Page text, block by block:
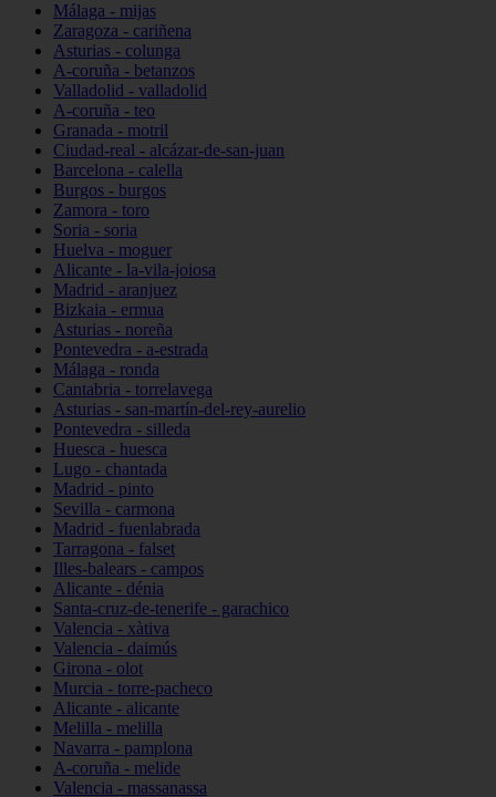
Málaga - mijas
Zaragoza - cariñena
Asturias - colunga
A-coruña - betanzos
Valladolid - valladolid
A-coruña - teo
Granada - motril
Ciudad-real - alcázar-de-san-juan
Barcelona - calella
Burgos - burgos
Zamora - toro
Soria - soria
Huelva - moguer
Alicante - la-vila-joiosa
Madrid - aranjuez
Bizkaia - ermua
Asturias - noreña
Pontevedra - a-estrada
Málaga - ronda
Cantabria - torrelavega
Asturias - san-martín-del-rey-aurelio
Pontevedra - silleda
Huesca - huesca
Lugo - chantada
Madrid - pinto
Sevilla - carmona
Madrid - fuenlabrada
Tarragona - falset
Illes-balears - campos
Alicante - dénia
Santa-cruz-de-tenerife - garachico
Valencia - xàtiva
Valencia - daimús
Girona - olot
Murcia - torre-pacheco
Alicante - alicante
Melilla - melilla
Navarra - pamplona
A-coruña - melide
Valencia - massanassa